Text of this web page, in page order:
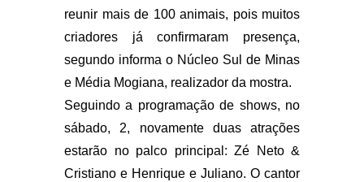
reunir mais de 100 animais, pois muitos
criadores já confirmaram presença,
segundo informa o Núcleo Sul de Minas
e Média Mogiana, realizador da mostra.
Seguindo a programação de shows, no
sábado, 2, novamente duas atrações
estarão no palco principal: Zé Neto &
Cristiano e Henrique e Juliano. O cantor